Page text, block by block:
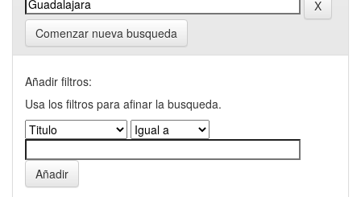
Comenzar nueva busqueda
Añadir filtros:
Usa los filtros para afinar la busqueda.